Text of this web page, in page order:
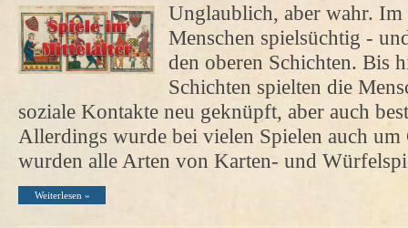
Unglaublich, aber wahr.
Menschen spielsüchtig -
den oberen Schichten. Bis
Schichten spielten die
soziale Kontakte neu geknüpft, aber auch
Allerdings wurde bei vielen Spielen auch um
wurden alle Arten von Karten- und
Weiterlesen »